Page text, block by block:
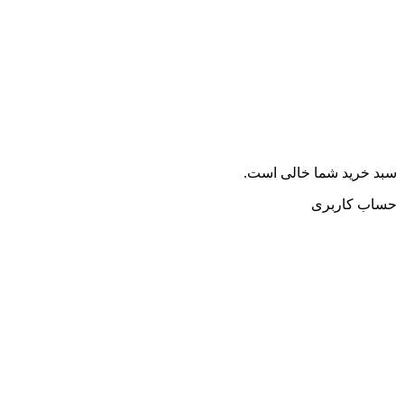
سبد خرید شما خالی است.
حساب کاربری